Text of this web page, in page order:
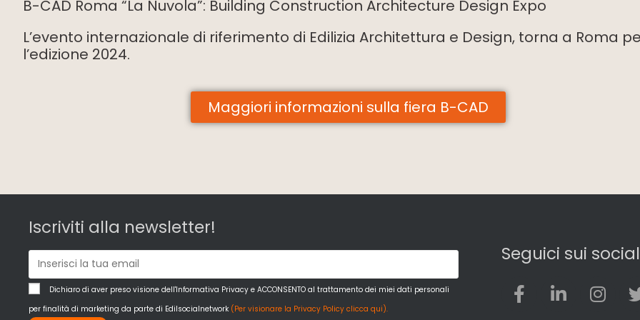
B-CAD Roma “La Nuvola”: Building Construction Architecture Design Expo
L’evento internazionale di riferimento di Edilizia Architettura e Design, torna a Roma
l’edizione 2024.
Maggiori informazioni sulla fiera B-CAD
Iscriviti alla newsletter!
Dichiaro di aver preso visione dell'Informativa Privacy e ACCONSENTO al trattamento dei miei dati personali
per finalità di marketing da parte di Edilsocialnetwork (Per visionare la Privacy Policy clicca qui).
Seguici sui social